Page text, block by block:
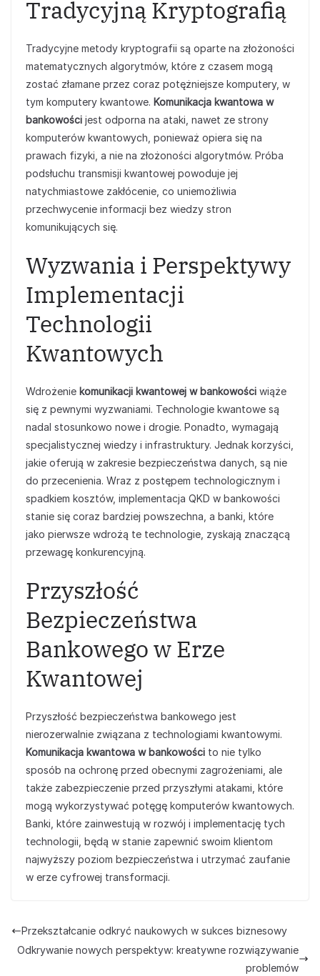
Tradycyjną Kryptografią
Tradycyjne metody kryptografii są oparte na złożoności
matematycznych algorytmów, które z czasem mogą
zostać złamane przez coraz potężniejsze komputery, w
tym komputery kwantowe. Komunikacja kwantowa w
bankowości jest odporna na ataki, nawet ze strony
komputerów kwantowych, ponieważ opiera się na
prawach fizyki, a nie na złożoności algorytmów. Próba
podsłuchu transmisji kwantowej powoduje jej
natychmiastowe zakłócenie, co uniemożliwia
przechwycenie informacji bez wiedzy stron
komunikujących się.
Wyzwania i Perspektywy
Implementacji
Technologii
Kwantowych
Wdrożenie komunikacji kwantowej w bankowości wiąże
się z pewnymi wyzwaniami. Technologie kwantowe są
nadal stosunkowo nowe i drogie. Ponadto, wymagają
specjalistycznej wiedzy i infrastruktury. Jednak korzyści,
jakie oferują w zakresie bezpieczeństwa danych, są nie
do przecenienia. Wraz z postępem technologicznym i
spadkiem kosztów, implementacja QKD w bankowości
stanie się coraz bardziej powszechna, a banki, które
jako pierwsze wdrożą te technologie, zyskają znaczącą
przewagę konkurencyjną.
Przyszłość
Bezpieczeństwa
Bankowego w Erze
Kwantowej
Przyszłość bezpieczeństwa bankowego jest
nierozerwalnie związana z technologiami kwantowymi.
Komunikacja kwantowa w bankowości to nie tylko
sposób na ochronę przed obecnymi zagrożeniami, ale
także zabezpieczenie przed przyszłymi atakami, które
mogą wykorzystywać potęgę komputerów kwantowych.
Banki, które zainwestują w rozwój i implementację tych
technologii, będą w stanie zapewnić swoim klientom
najwyższy poziom bezpieczeństwa i utrzymać zaufanie
w erze cyfrowej transformacji.
Przekształcanie odkryć naukowych w sukces biznesowy
Odkrywanie nowych perspektyw: kreatywne rozwiązywanie
problemów